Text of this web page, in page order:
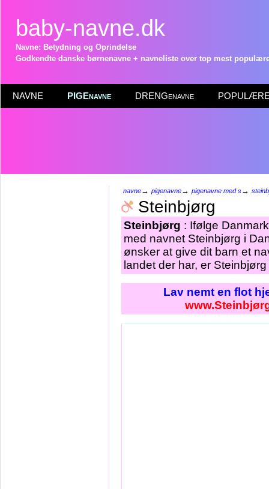
baby-navne.dk
Navne: Betydning og Oprindelse
Godkendte danske børnenavne + navneliste over top mest
NAVNE PIGEnavne DRENGenavne POPULÆRE
navne→ pigenavne→ pigenavne med s→
Steinbjørg
Steinbjørg : Ifølge
med navnet Steinbjørg i
ønsker at give dit barn et
landet der har, er
Lav nemt en flot